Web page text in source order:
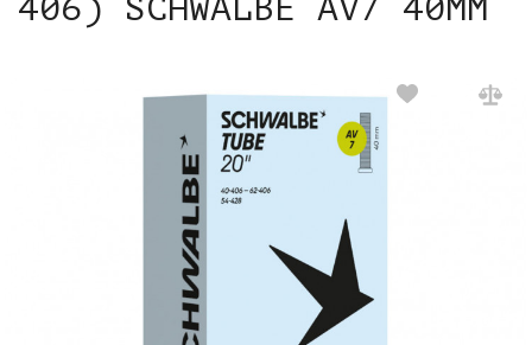
406) SCHWALBE AV7 40ММ